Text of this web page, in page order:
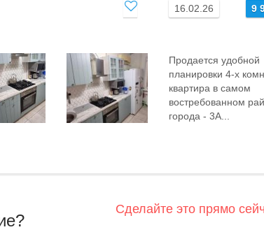
16.02.26 9
Продается удобной
планировки 4-х
квартира в самом
востребованном
города - 3А...
Сделайте это прямо